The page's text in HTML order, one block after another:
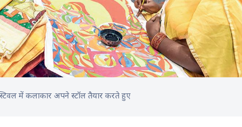
में कलाकार अपने स्टॉल तैयार करते हुए